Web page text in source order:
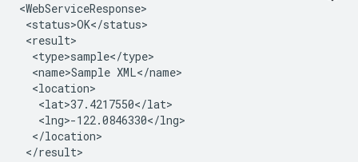
<WebServiceResponse>
<status>OK</status>
<result>
  <type>sample</type>
  <name>Sample XML</name>
  <location>
   <lat>37.4217550</lat>
   <lng>-122.0846330</lng>
  </location>
</result>